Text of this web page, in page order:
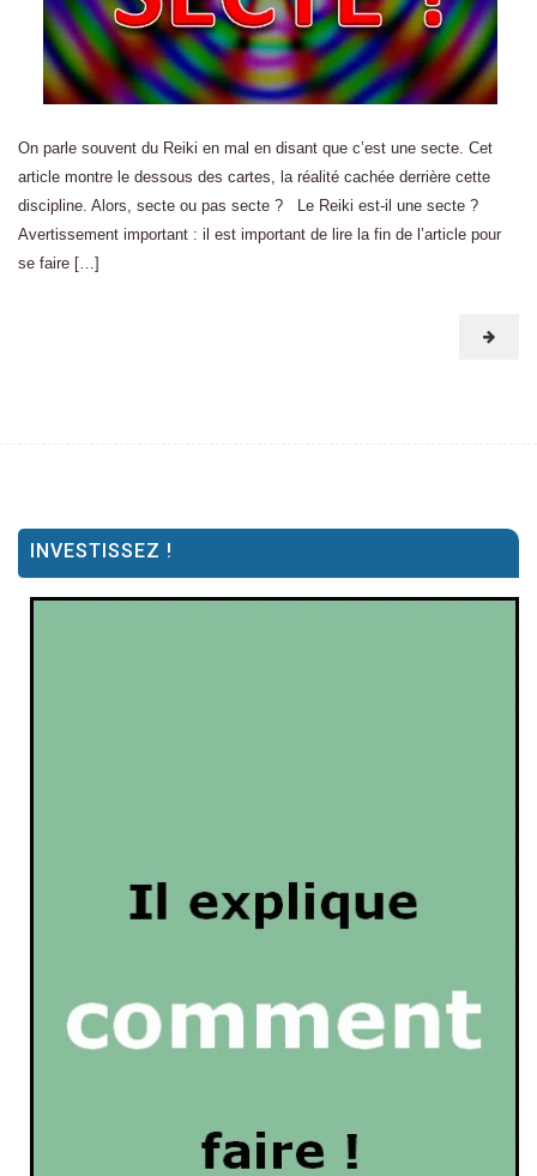
On parle souvent du Reiki en mal en disant que c’est une secte. Cet
article montre le dessous des cartes, la réalité cachée derrière cette
discipline. Alors, secte ou pas secte ? Le Reiki est-il une secte ?
Avertissement important : il est important de lire la fin de l’article pour
se faire […]
INVESTISSEZ !